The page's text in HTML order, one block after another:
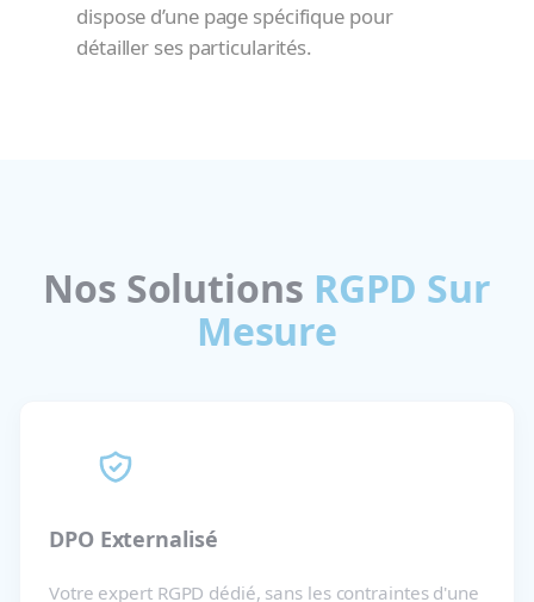
dispose d’une page spécifique pour
détailler ses particularités.
Nos Solutions RGPD Sur
Mesure
DPO Externalisé
Votre expert RGPD dédié, sans les contraintes d'une